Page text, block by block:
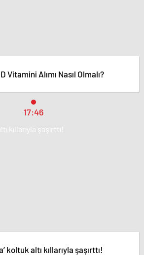
Vitamini Alımı Nasıl Olmalı?
17:46
koltuk altı kıllarıyla şaşırttı!